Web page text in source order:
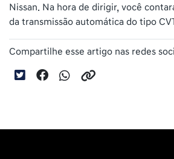
Nissan. Na hora de dirigir, você
da transmissão automática do tipo
Compartilhe esse artigo nas redes